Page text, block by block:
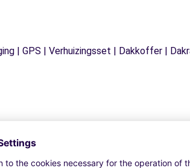
| GPS | Verhuizingsset | Dakkoffer |